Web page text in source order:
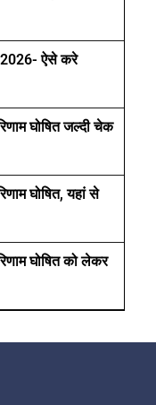
ऐसे करे
घोषित जल्दी चेक
घोषित, यहां से
घोषित को लेकर